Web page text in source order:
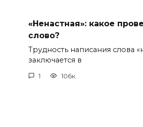
«Ненастная»: какое
слово?
Трудность написания слова
заключается в
1 106к.